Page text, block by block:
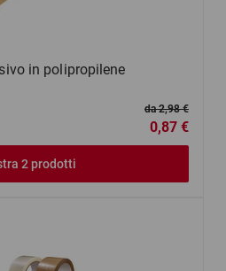
in polipropilene
da 2,98 €
0,87 €
2 prodotti